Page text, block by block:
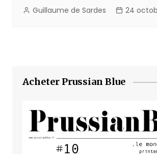
Guillaume de Sardes 24
Acheter Prussian Blue